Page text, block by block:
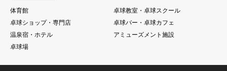
体育館
卓球教室・卓球スクール
卓球ショップ・専門店
卓球バー・卓球カフェ
温泉宿・ホテル
アミューズメント施設
卓球場